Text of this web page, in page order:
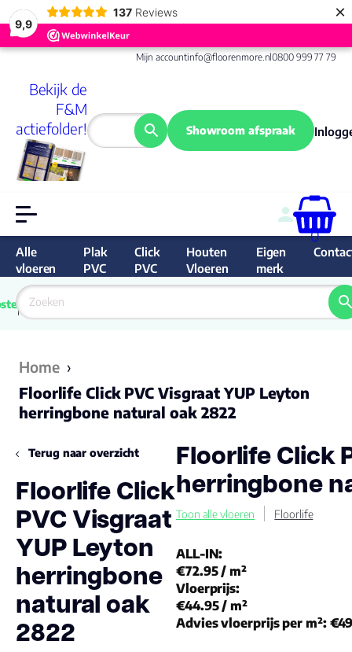
9,9
137 Reviews ×
Mijn accountinfo@floorenmore.nl0800 999 77 79
Bekijk de
F&M
actiefolder!
Showroom afspraak
0
Alle
vloeren
Plak
PVC
Click
PVC
Houten
Vloeren
Eigen
merk
van
Nederland
9.6/10
Home ›
Floorlife Click PVC Visgraat YUP Leyton
herringbone natural oak 2822
Terug naar overzicht
Floorlife Click
PVC Visgraat
YUP Leyton
herringbone
natural oak
2822
Floorlife Click
herringbone
Toon alle vloeren Floorlife
ALL-IN:
€72.95/ m²
Vloerprijs:
€44.95/ m²
Advies vloerprijs per m²: